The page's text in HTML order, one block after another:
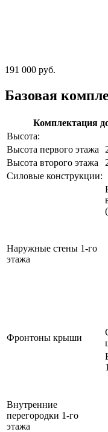
191 000 руб.
Базовая
Комплектация
Высота:
Высота первого этажа
Высота второго этажа
Силовые конструкции:
Наружные стены 1-го
этажа
Фронтоны крыши
Внутренние
перегородки 1-го
этажа